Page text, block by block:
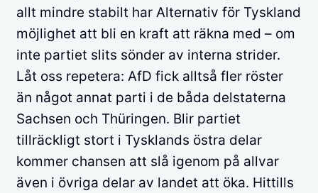
allt mindre stabilt har Alternativ för Tyskland
möjlighet att bli en kraft att räkna med – om
inte partiet slits sönder av interna strider.
Låt oss repetera: AfD fick alltså fler röster
än något annat parti i de båda delstaterna
Sachsen och Thüringen. Blir partiet
tillräckligt stort i Tysklands östra delar
kommer chansen att slå igenom på allvar
även i övriga delar av landet att öka. Hittills